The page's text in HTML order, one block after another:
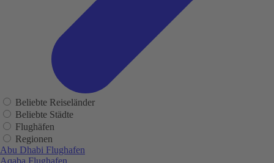
Beliebte Reiseländer
Beliebte Städte
Flughäfen
Regionen
Abu Dhabi Flughafen
Aqaba Flughafen